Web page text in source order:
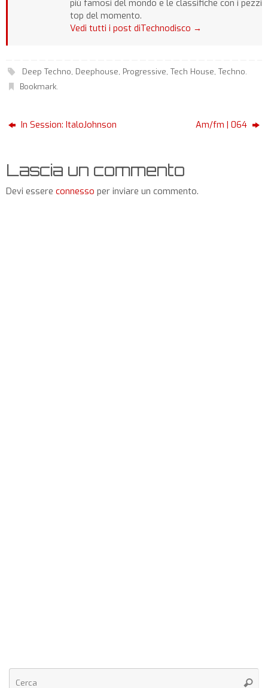
più famosi del mondo e le classifiche con i pezzi
top del momento.
Vedi tutti i post diTechnodisco →
Deep Techno, Deephouse, Progressive, Tech House, Techno.
Bookmark.
In Session: ItaloJohnson Am/fm | 064
Lascia un commento
Devi essere connesso per inviare un commento.